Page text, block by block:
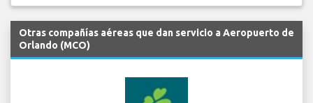
Otras compañías aéreas que dan servicio a Aeropuerto de
Orlando (MCO)